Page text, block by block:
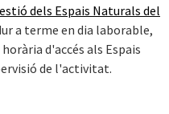
dels Espais Naturals del
a terme en dia laborable,
d'accés als Espais
de l'activitat.